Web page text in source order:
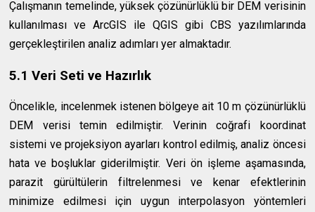
Çalışmanın temelinde, yüksek çözünürlüklü bir DEM verisinin
kullanılması ve ArcGIS ile QGIS gibi CBS yazılımlarında
gerçekleştirilen analiz adımları yer almaktadır.
5.1 Veri Seti ve Hazırlık
Öncelikle, incelenmek istenen bölgeye ait 10 m çözünürlüklü
DEM verisi temin edilmiştir. Verinin coğrafi koordinat
sistemi ve projeksiyon ayarları kontrol edilmiş, analiz öncesi
hata ve boşluklar giderilmiştir. Veri ön işleme aşamasında,
parazit gürültülerin filtrelenmesi ve kenar efektlerinin
minimize edilmesi için uygun interpolasyon yöntemleri